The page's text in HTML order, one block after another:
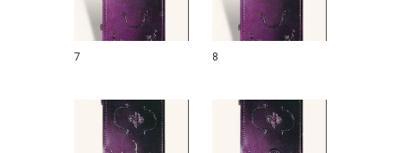
7 8